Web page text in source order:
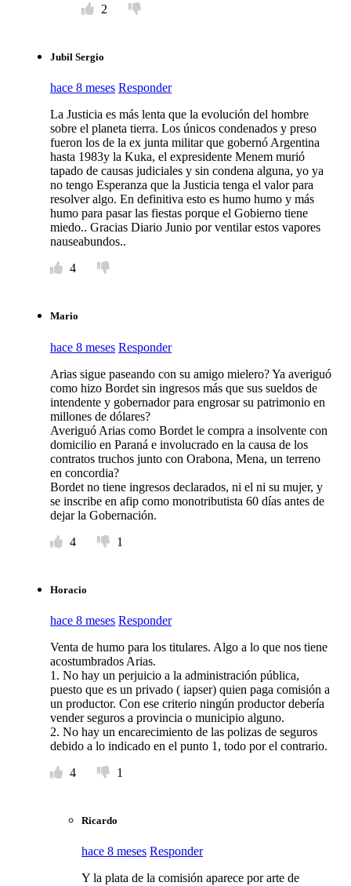
2
Jubil Sergio
hace 8 meses Responder
La Justicia es más lenta que la evolución del hombre
sobre el planeta tierra. Los únicos condenados y preso
fueron los de la ex junta militar que gobernó Argentina
hasta 1983y la Kuka, el expresidente Menem murió
tapado de causas judiciales y sin condena alguna, yo ya
no tengo Esperanza que la Justicia tenga el valor para
resolver algo. En definitiva esto es humo humo y más
humo para pasar las fiestas porque el Gobierno tiene
miedo.. Gracias Diario Junio por ventilar estos vapores
nauseabundos..
4
Mario
hace 8 meses Responder
Arias sigue paseando con su amigo mielero? Ya averiguó
como hizo Bordet sin ingresos más que sus sueldos de
intendente y gobernador para engrosar su patrimonio en
millones de dólares?
Averiguó Arias como Bordet le compra a insolvente con
domicilio en Paraná e involucrado en la causa de los
contratos truchos junto con Orabona, Mena, un terreno
en concordia?
Bordet no tiene ingresos declarados, ni el ni su mujer, y
se inscribe en afip como monotributista 60 días antes de
dejar la Gobernación.
4
1
Horacio
hace 8 meses Responder
Venta de humo para los titulares. Algo a lo que nos tiene
acostumbrados Arias.
1. No hay un perjuicio a la administración pública,
puesto que es un privado ( iapser) quien paga comisión a
un productor. Con ese criterio ningún productor debería
vender seguros a provincia o municipio alguno.
2. No hay un encarecimiento de las polizas de seguros
debido a lo indicado en el punto 1, todo por el contrario.
4
1
Ricardo
hace 8 meses Responder
Y la plata de la comisión aparece por arte de